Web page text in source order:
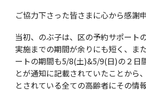
ご協力下さった皆さまに心から感謝
当初、のぶ子は、区の予約サポート
実施までの期間が余りにも短く、ま
ートの期間も5/8(土)&5/9(日)の２日
とが通知に記載されていたことから
とされている全ての高齢者にその情